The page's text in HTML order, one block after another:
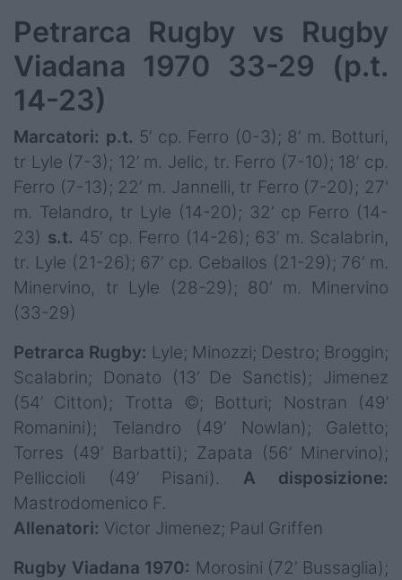
Petrarca Rugby vs Rugby
Viadana 1970 33-29 (p.t.
14-23)
Marcatori: p.t. 5’ cp. Ferro (0-3); 8’ m. Botturi,
tr Lyle (7-3); 12’ m. Jelic, tr. Ferro (7-10); 18’ cp.
Ferro (7-13); 22’ m. Jannelli, tr Ferro (7-20); 27'
m. Telandro, tr Lyle (14-20); 32’ cp Ferro (14-
23) s.t. 45’ cp. Ferro (14-26); 63’ m. Scalabrin,
tr. Lyle (21-26); 67’ cp. Ceballos (21-29); 76’ m.
Minervino, tr Lyle (28-29); 80’ m. Minervino
(33-29)
Petrarca Rugby: Lyle; Minozzi; Destro; Broggin;
Scalabrin; Donato (13’ De Sanctis); Jimenez
(54’ Citton); Trotta ©; Botturi; Nostran (49’
Romanini); Telandro (49’ Nowlan); Galetto;
Torres (49’ Barbatti); Zapata (56’ Minervino);
Pelliccioli (49’ Pisani). A disposizione:
Mastrodomenico F.
Allenatori: Victor Jimenez; Paul Griffen
Rugby Viadana 1970: Morosini (72’ Bussaglia);